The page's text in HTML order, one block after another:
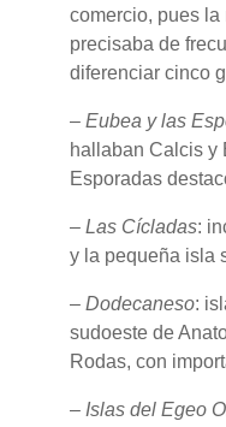
comercio, pues
precisaba de
diferenciar cinco
– Eubea y las
hallaban Calcis y
Esporadas
– Las Cícladas:
y la pequeña isla
– Dodecaneso:
sudoeste de
Rodas, con
– Islas del Egeo